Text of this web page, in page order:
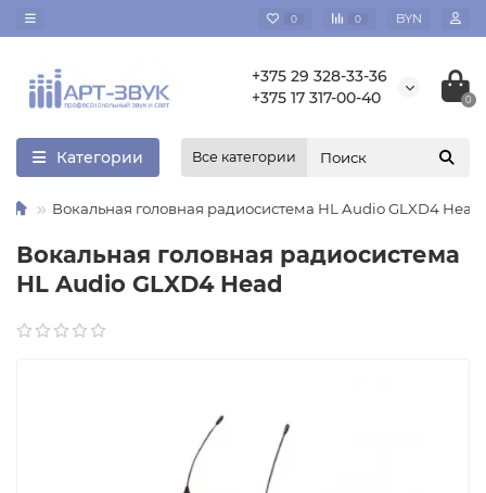
0 0 BYN
+375 29 328-33-36
+375 17 317-00-40
0
Категории Все категории
Вокальная головная радиосистема HL Audio GLXD4 Head
Вокальная головная радиосистема
HL Audio GLXD4 Head